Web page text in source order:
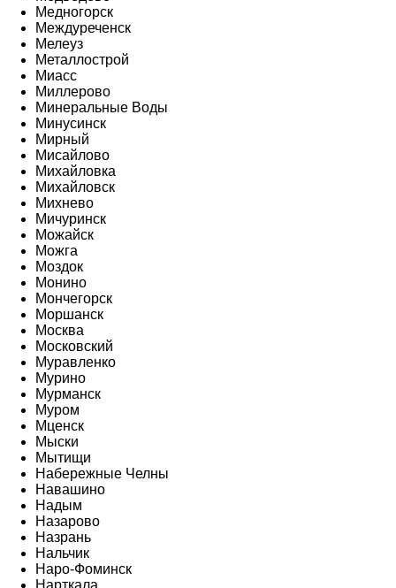
Медногорск
Междуреченск
Мелеуз
Металлострой
Миасс
Миллерово
Минеральные Воды
Минусинск
Мирный
Мисайлово
Михайловка
Михайловск
Михнево
Мичуринск
Можайск
Можга
Моздок
Монино
Мончегорск
Моршанск
Москва
Московский
Муравленко
Мурино
Мурманск
Муром
Мценск
Мыски
Мытищи
Набережные Челны
Навашино
Надым
Назарово
Назрань
Нальчик
Наро-Фоминск
Нарткала